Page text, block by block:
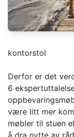
kontorstol
Derfor er det
6
være litt mer
møbler til stuen